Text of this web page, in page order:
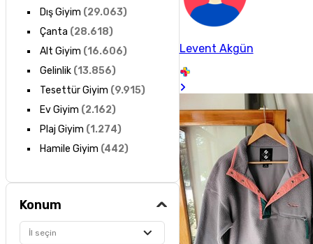
Dış Giyim (29.063)
Çanta (28.618)
Alt Giyim (16.606)
Gelinlik(13.856)
Tesettür Giyim (9.915)
Ev Giyim (2.162)
Plaj Giyim (1.274)
Hamile Giyim (442)
Konum
İl seçin
Levent Akgün